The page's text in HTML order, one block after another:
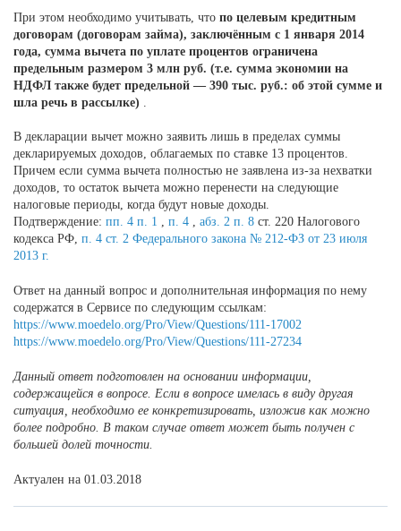
При этом необходимо учитывать, что по целевым кредитным
договорам (договорам займа), заключённым с 1 января 2014
года, сумма вычета по уплате процентов ограничена
предельным размером 3 млн руб. (т.е. сумма экономии на
НДФЛ также будет предельной — 390 тыс. руб.: об этой сумме и
шла речь в рассылке) .
В декларации вычет можно заявить лишь в пределах суммы
декларируемых доходов, облагаемых по ставке 13 процентов.
Причем если сумма вычета полностью не заявлена из-за нехватки
доходов, то остаток вычета можно перенести на следующие
налоговые периоды, когда будут новые доходы.
Подтверждение: пп. 4 п. 1 , п. 4 , абз. 2 п. 8 ст. 220 Налогового
кодекса РФ, п. 4 ст. 2 Федерального закона № 212-ФЗ от 23 июля
2013 г.
Ответ на данный вопрос и дополнительная информация по нему
содержатся в Сервисе по следующим ссылкам:
https://www.moedelo.org/Pro/View/Questions/111-17002
https://www.moedelo.org/Pro/View/Questions/111-27234
Данный ответ подготовлен на основании информации,
содержащейся в вопросе. Если в вопросе имелась в виду другая
ситуация, необходимо ее конкретизировать, изложив как можно
более подробно. В таком случае ответ может быть получен с
большей долей точности.
Актуален на 01.03.2018